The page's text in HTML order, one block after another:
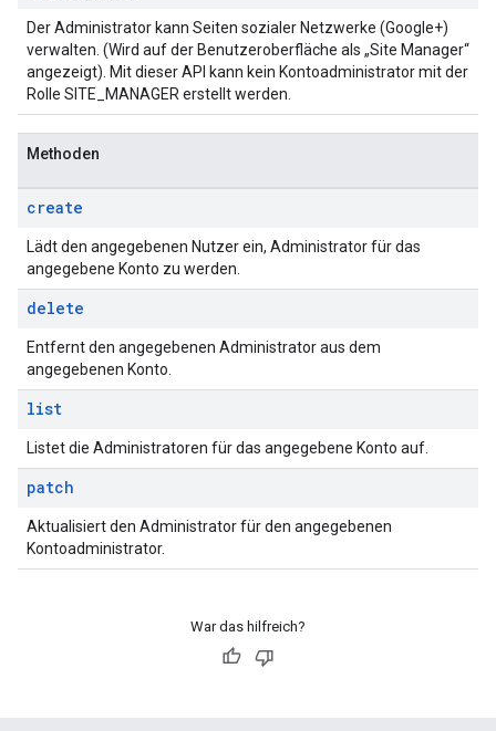
Der Administrator kann Seiten sozialer Netzwerke (Google+)
verwalten. (Wird auf der Benutzeroberfläche als „Site Manager“
angezeigt). Mit dieser API kann kein Kontoadministrator mit der
Rolle SITE_MANAGER erstellt werden.
Methoden
create
Lädt den angegebenen Nutzer ein, Administrator für das
angegebene Konto zu werden.
delete
Entfernt den angegebenen Administrator aus dem
angegebenen Konto.
list
Listet die Administratoren für das angegebene Konto auf.
patch
Aktualisiert den Administrator für den angegebenen
Kontoadministrator.
War das hilfreich?